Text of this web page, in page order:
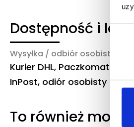
Wybór
Dostępność i
Wysyłka / odbiór osobisty
Kurier DHL, Paczkomat
InPost, odiór osobisty
To również może